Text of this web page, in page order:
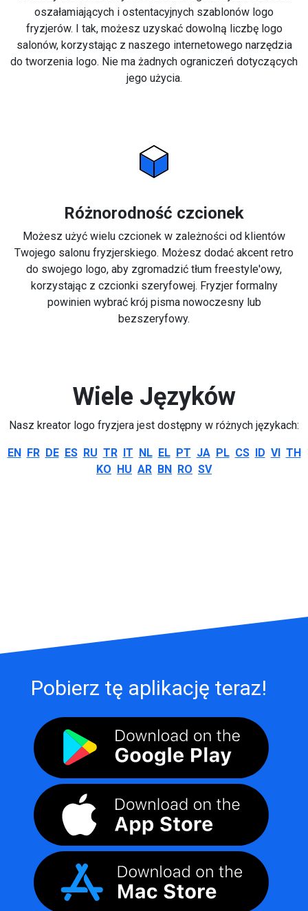
oszałamiających i ostentacyjnych szablonów logo
fryzjerów. I tak, możesz uzyskać dowolną liczbę logo
salonów, korzystając z naszego internetowego narzędzia
do tworzenia logo. Nie ma żadnych ograniczeń dotyczących
jego użycia.
Różnorodność czcionek
Możesz użyć wielu czcionek w zależności od klientów
Twojego salonu fryzjerskiego. Możesz dodać akcent retro
do swojego logo, aby zgromadzić tłum freestyle'owy,
korzystając z czcionki szeryfowej. Fryzjer formalny
powinien wybrać krój pisma nowoczesny lub
bezszeryfowy.
Wiele Języków
Nasz kreator logo fryzjera jest dostępny w różnych językach:
EN FR DE ES RU TR IT NL EL PT JA PL CS ID VI TH
KO HU AR BN RO SV
Pobierz tę aplikację teraz!